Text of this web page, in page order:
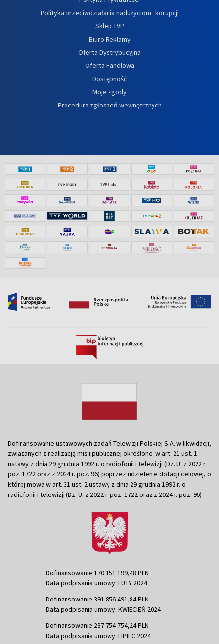
Polityka przeciwdziałania nadużyciom i korupcji
Sklep TVP
Biuro Reklamy
Oferta Dystrybucyjna
Oferta Handlowa
Dostępność
Moje zgody
Procedura zgłoszeń wewnętrznych
Dofinansowanie ustawowych zadań Telewizji Polskiej S.A. w likwidacji,
związanych z realizacją misji publicznej określonej w art. 21 ust. 1
ustawy z dnia 29 grudnia 1992 r. o radiofonii i telewizji (Dz. U. z 2022 r.
poz. 1722 oraz z 2024 r. poz. 96) poprzez udzielenie dotacji celowej, o
której mowa w art. 31 ust. 2 ustawy z dnia 29 grudnia 1992 r. o
radiofonii i telewizji (Dz. U. z 2022 r. poz. 1722 oraz z 2024 r. poz. 96)
Dofinansowanie 170 151 199,48 PLN
Data podpisania umowy: LUTY 2024
Dofinansowanie 391 856 491,84 PLN
Data podpisania umowy: KWIECIEŃ 2024
Dofinansowanie 237 754 754,24 PLN
Data podpisania umowy: LIPIEC 2024